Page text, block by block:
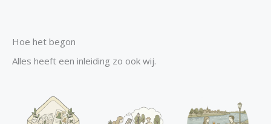
Hoe het begon
Alles heeft een inleiding zo ook wij.